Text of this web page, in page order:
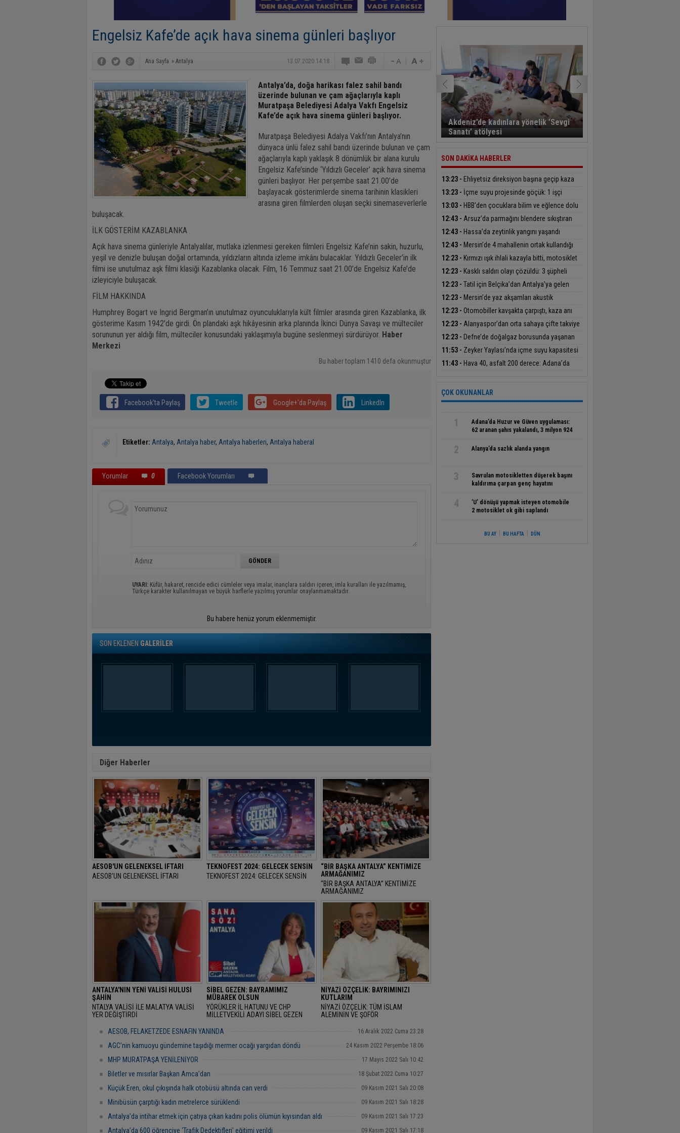
Engelsiz Kafe’de açık hava sinema günleri başlıyor
Ana Sayfa » Antalya 13.07.2020 14:18
Antalya’da, doğa harikası falez sahil bandı
üzerinde bulunan ve çam ağaçlarıyla kaplı
Muratpaşa Belediyesi Adalya Vakfı Engelsiz
Kafe’de açık hava sinema günleri başlıyor.
Muratpaşa Belediyesi Adalya Vakfı’nın Antalya’nın
dünyaca ünlü falez sahil bandı üzerinde bulunan ve çam
ağaçlarıyla kaplı yaklaşık 8 dönümlük bir alana kurulu
Engelsiz Kafe’sinde ‘Yıldızlı Geceler’ açık hava sinema
günleri başlıyor. Her perşembe saat 21.00’de
başlayacak gösterimlerde sinema tarihinin klasikleri
arasına giren filmlerden oluşan seçki sinemaseverlerle
buluşacak.
İLK GÖSTERİM KAZABLANKA
Açık hava sinema günleriyle Antalyalılar, mutlaka izlenmesi gereken filmleri Engelsiz Kafe’nin sakin, huzurlu,
yeşil ve denizle buluşan doğal ortamında, yıldızların altında izleme imkânı bulacaklar. Yıldızlı Geceler’in ilk
filmi ise unutulmaz aşk filmi klasiği Kazablanka olacak. Film, 16 Temmuz saat 21.00’de Engelsiz Kafe’de
izleyiciyle buluşacak.
FİLM HAKKINDA
Humphrey Bogart ve Ingrid Bergman’ın unutulmaz oyunculuklarıyla kült filmler arasında giren Kazablanka, ilk
gösterime Kasım 1942'de girdi. Ön plandaki aşk hikâyesinin arka planında İkinci Dünya Savaşı ve mülteciler
sorununun yer aldığı film, mülteciler konusundaki yaklaşımıyla bugüne seslenmeyi sürdürüyor. Haber
Merkezi
Bu haber toplam 1410 defa okunmuştur
Facebook'ta Paylaş Tweetle Google+'da Paylaş LinkedIn
Etiketler: Antalya, Antalya haber, Antalya haberleri, Antalya haberal
Yorumlar 0 Facebook Yorumları
UYARI: Küfür, hakaret, rencide edici cümleler veya imalar, inançlara saldırı içeren, imla kuralları ile yazılmamış,
Türkçe karakter kullanılmayan ve büyük harflerle yazılmış yorumlar onaylanmamaktadır.
Bu habere henüz yorum eklenmemiştir.
SON EKLENEN GALERİLER
Diğer Haberler
AESOB'UN GELENEKSEL İFTARI
AESOB'UN GELENEKSEL İFTARI
TEKNOFEST 2024: GELECEK SENSİN
TEKNOFEST 2024: GELECEK SENSİN
“BİR BAŞKA ANTALYA” KENTİMİZE
ARMAĞANIMIZ
“BİR BAŞKA ANTALYA” KENTİMİZE
ARMAĞANIMIZ
ANTALYA'NIN YENİ VALİSİ HULUSİ
ŞAHİN
NTALYA VALİSİ İLE MALATYA VALİSİ
YER DEĞİŞTİRDİ
SİBEL GEZEN: BAYRAMIMIZ
MÜBAREK OLSUN
YÖRÜKLER İL HATUNU VE CHP
MİLLETVEKİLİ ADAYI SİBEL GEZEN
"BAŞRAMIMIZ MÜBAREK OLSUN" DEDİ.
NİYAZİ ÖZÇELİK: BAYRIMINIZI
KUTLARIM
NİYAZİ ÖZÇELİK: TÜM İSLAM
ALEMİNİN VE ŞOFÖR
BAYRAMINIZI KUTLARIM
AESOB, FELAKETZEDE ESNAFIN YANINDA 16 Aralık 2022 Cuma 23:28
AGC’nin kamuoyu gündemine taşıdığı mermer ocağı yargıdan döndü 24 Kasım 2022 Perşembe 18:06
MHP MURATPAŞA YENİLENİYOR 17 Mayıs 2022 Salı 10:42
Biletler ve mısırlar Başkan Amca’dan 18 Şubat 2022 Cuma 10:27
Küçük Eren, okul çıkışında halk otobüsü altında can verdi 09 Kasım 2021 Salı 20:08
Minibüsün çarptığı kadın metrelerce sürüklendi 09 Kasım 2021 Salı 18:28
Antalya’da intihar etmek için çatıya çıkan kadını polis ölümün kıyısından aldı 09 Kasım 2021 Salı 17:23
Antalya’da 600 öğrenciye ‘Trafik Dedektifleri’ eğitimi verildi 09 Kasım 2021 Salı 17:18
Akdeniz’de kadınlara yönelik ’Sevgi
Sanatı’ atölyesi
SON DAKİKA HABERLER
13:23 - Ehliyetsiz direksiyon başına geçip kaza
yaptı, 40 bin TL ceza ödedi
13:23 - İçme suyu projesinde göçük: 1 işçi
hayatını kaybetti, 1’i ağır yaralı
13:03 - HBB’den çocuklara bilim ve eğlence dolu
yaz etkinlikleri
12:43 - Arsuz’da parmağını blendere sıkıştıran
kadının yardımına itfaiye yetişti
12:43 - Hassa’da zeytinlik yangını yaşandı
12:43 - Mersin’de 4 mahallenin ortak kullandığı
yol yenilendi
12:23 - Kırmızı ışık ihlali kazayla bitti, motosiklet
sürücüsü yaralandı
12:23 - Kasklı saldırı olayı çözüldü: 3 şüpheli
tutuklandı
12:23 - Tatil için Belçika’dan Antalya’ya gelen
gurbetçi genç trafik kazasında hayatını kaybetti
12:23 - Mersin’de yaz akşamları akustik
konserlerle renkleniyor
12:23 - Otomobiller kavşakta çarpıştı, kaza anı
güvenlik kamerasına yansıdı:1 yaralı
12:23 - Alanyaspor’dan orta sahaya çifte takviye
12:23 - Defne’de doğalgaz borusunda yaşanan
sızıntıdan alevler yükseldi
11:53 - Zeyker Yaylası’nda içme suyu kapasitesi
2 katına çıkarıldı
11:43 - Hava 40, asfalt 200 derece: Adana’da
ÇOK OKUNANLAR
1
Adana’da Huzur ve Güven uygulaması:
62 aranan şahıs yakalandı, 3 milyon 924
2 Alanya’da sazlık alanda yangın
3
Savrulan motosikletten düşerek başını
kaldırıma çarpan genç hayatını
4
’U’ dönüşü yapmak isteyen otomobile
2 motosiklet ok gibi saplandı
BU AY BU HAFTA DÜN